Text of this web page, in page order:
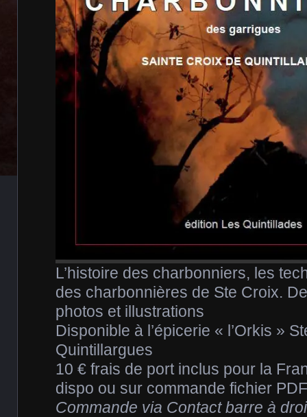
L’histoire des charbonniers, les
des charbonnières de Ste Croix.
photos et illustrations
Disponible à l’épicerie « l’Orkis »
Quintillargues
10 € frais de port inclus pour la
dispo ou sur commande fichier
Commande via Contact barre à